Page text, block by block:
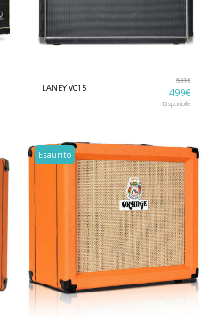
LANEY VC15
531€
499€
Disponibile
Esaurito